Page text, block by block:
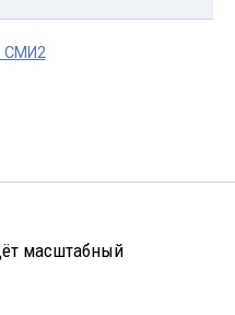
СМИ2
масштабный